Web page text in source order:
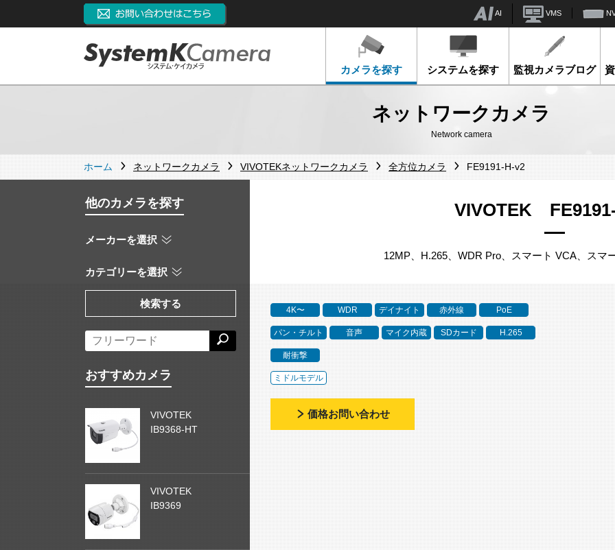
AI VMS
カメラを探す システムを探す 監視カメラブログ
ネットワークカメラ
Network camera
ホーム ネットワークカメラ VIVOTEKネットワークカメラ 全方位カメラ FE9191-H-v2
VIVOTEK
12MP、H.265、WDR Pro、スマート VCA、スマ
4K〜 WDR デイナイト 赤外線 PoE
パン・チルト 音声 マイク内蔵 SDカード H.265
耐衝撃
ミドルモデル
価格お問い合わせ
他のカメラを探す
メーカーを選択
カテゴリーを選択
検索する
おすすめカメラ
VIVOTEK
IB9368-HT
VIVOTEK
IB9369